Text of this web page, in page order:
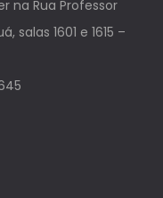
na Rua Professor
salas 1601 e 1615 –